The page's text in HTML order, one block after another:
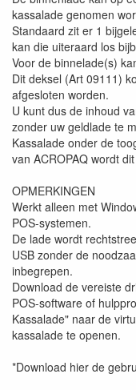
kassalade genomen
Standaard zit er 1
kan die uiteraard los
Voor de binnelade(s)
Dit deksel (Art 09111)
afgesloten worden.
U kunt dus de inhoud
zonder uw geldlade te
Kassalade onder de
van ACROPAQ wordt
OPMERKINGEN
Werkt alleen met
POS-systemen.
De lade wordt
USB zonder de
inbegrepen.
Download de vereiste
POS-software of
Kassalade" naar de
kassalade te openen.
*Download hier de